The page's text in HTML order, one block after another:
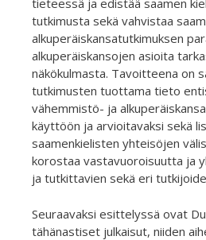
tieteessä ja edistää saamen
tutkimusta sekä vahvistaa
alkuperäiskansatutkimuksen
alkuperäiskansojen asioita
näkökulmasta. Tavoitteena on
tutkimusten tuottama tieto
vähemmistö- ja
käyttöön ja arvioitavaksi sekä
saamenkielisten yhteisöjen
korostaa vastavuoroisuutta ja
ja tutkittavien sekä eri
Seuraavaksi esittelyssä ovat
tähänastiset julkaisut, niiden